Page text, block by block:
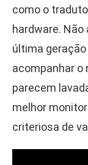
como o
hardware.
última
acompanhar o
parecem
melhor
criteriosa de